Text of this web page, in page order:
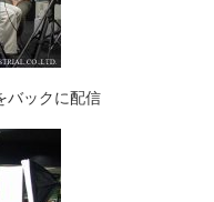
バックに配信